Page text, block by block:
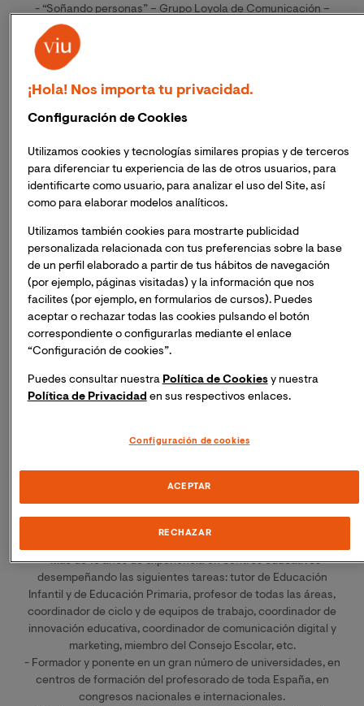
- “Soñando personas” – Grupo Loyola de Comunicación –
Editorial Mensajero. Junio 2020. 7ª edición.
- “La pandilla ON” – Mueve tu lengua – Noviembre 2020.
- “Diccionario de personas especiales” – Grupo Loyola de
edición.
- “Se lluvia – Un libro para florecer” – Grupo Loyola de
- Decenas de artículos publicados en revistas de divulgación
científica y en otros medios de comunicación.
- Articulista habitual en la revista Cuadernos de Pedagogía.
He trabajado para:
Ministerio de Educación de España, Atresmedia, Orange, Grupo
Planeta, Real Academia Española,
Ecoembes, INFECAR, Fundación Amancio Ortega, FGUMA, BNI,
MIAC, Educa, universidades y centros
de formación del profesorado de toda España, UNIR, Educación
3.0, SIMO Educación, ESIC IMAT, EE.CC
Fundación Telefónica, EduCaixa, EE.CC España,
Junta de Castilla y León, Junta Castilla La Mancha, Faro de
Alianza Educativa, Institución Teresiana, diferentes organismos
de Pedagogía, etc.
Experiencia
- Más de 19 años de experiencia en centros educativos
desempeñando las siguientes tareas: tutor de Educación
Infantil y de Educación Primaria, profesor de todas las áreas,
coordinador de ciclo y de equipos de trabajo, coordinador de
innovación educativa, coordinador de comunicación digital y
marketing, miembro del Consejo Escolar, etc.
- Formador y ponente en un gran número de universidades, en
centros de formación del profesorado de toda España, en
congresos nacionales e internacionales.
¡Hola! Nos importa tu privacidad.
Configuración de Cookies
Utilizamos cookies y tecnologías similares propias y de terceros
para diferenciar tu experiencia de las de otros usuarios, para
identificarte como usuario, para analizar el uso del Site, así
como para elaborar modelos analíticos.
Utilizamos también cookies para mostrarte publicidad
personalizada relacionada con tus preferencias sobre la base
de un perfil elaborado a partir de tus hábitos de navegación
(por ejemplo, páginas visitadas) y la información que nos
facilites (por ejemplo, en formularios de cursos). Puedes
aceptar o rechazar todas las cookies pulsando el botón
correspondiente o configurarlas mediante el enlace
“Configuración de cookies”.
Puedes consultar nuestra Política de Cookiesy nuestra
Política de Privacidad en sus respectivos enlaces.
Configuración de cookies
RECHAZAR
ACEPTAR